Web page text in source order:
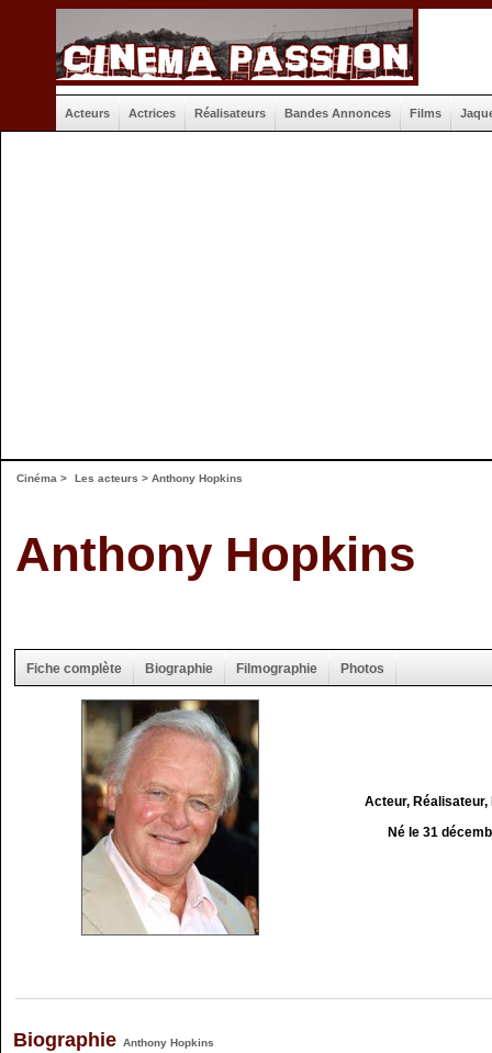
Acteurs Actrices Réalisateurs Bandes Annonces Films
Cinéma > Les acteurs > Anthony Hopkins
Anthony Hopkins
Fiche complète Biographie Filmographie Photos
Acteur,
Né le 31
Biographie Anthony Hopkins